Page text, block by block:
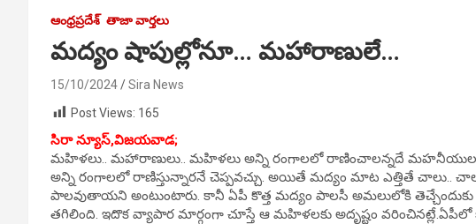
ఆంధ్రప్రదేశ్ తాజా వార్తలు
మద్యం షాపుల్లోనూ… మహారాణులే…
15/10/2024
Sira News
Post Views: 165
సిరా న్యూస్,విజయవాడ;
మహిళలు.. మహారాణులు.. మహిళలు అన్ని రంగాలలో రాణించాలన్నదే మహనీయుల
అన్ని రంగాలలో రాణిస్తున్నారనే చెప్పవచ్చు. అయితే మద్యం మాట ఎత్తితే చాలు..
పాలవుతాయని అంటుంటారు. కానీ ఏపీ కొత్త మద్యం పాలసీ అమలులోకి
తగిలింది. ఇదొక వ్యాపార మార్గంగా చూస్తే ఆ మహిళలకు అదృష్టం వరించినట్లే.ఏపీలో